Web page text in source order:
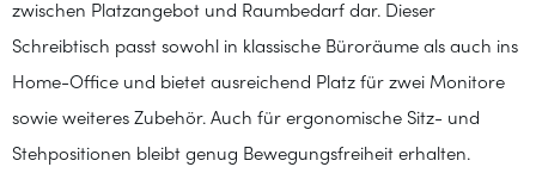
zwischen Platzangebot und Raumbedarf dar. Dieser
Schreibtisch passt sowohl in klassische Büroräume als auch ins
Home-Office und bietet ausreichend Platz für zwei Monitore
sowie weiteres Zubehör. Auch für ergonomische Sitz- und
Stehpositionen bleibt genug Bewegungsfreiheit erhalten.